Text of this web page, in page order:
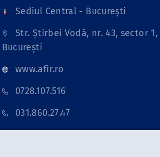
Sediul Central - București
Str. Știrbei Vodă, nr. 43, sector 1,
București
www.afir.ro
0728.107.516
031.860.27.47